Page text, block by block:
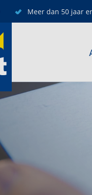
Meer dan 50 jaar